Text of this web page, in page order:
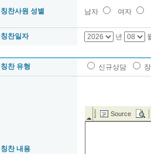
칭찬사원 성별 남자 여자
칭찬일자 년
칭찬 유형 신규상담
칭찬 내용